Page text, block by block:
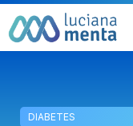
DIABETES